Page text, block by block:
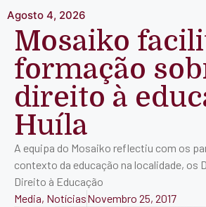
Agosto 4, 2026
Mosaiko
formação
direito à
Huíla
A equipa do Mosaiko reflectiu com os
contexto da educação na localidade, os
Direito à Educação
Media, NotíciasNovembro 25, 2017